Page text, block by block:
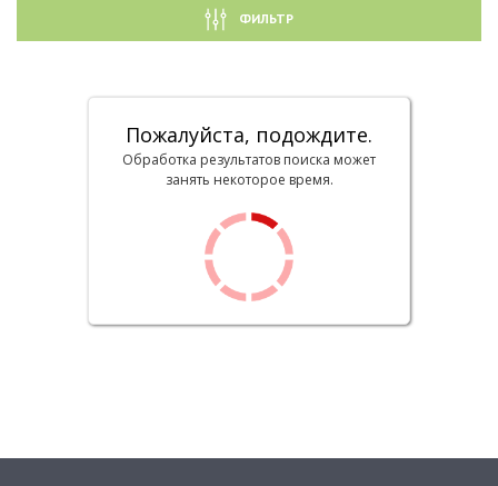
ФИЛЬТР
Пожалуйста, подождите.
Обработка результатов поиска может
занять некоторое время.